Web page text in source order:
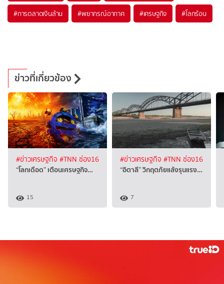
#การตลาดเงินล้าน #พยากรณ์อากาศ #เศรษฐกิจ #โลกร้อน
ข่าวที่เกี่ยวข้อง
#ข่าวเศรษฐกิจ #TNN ช่อง16
“โลกเดือด” เตือนเศรษฐกิจ…
15
#ข่าวเศรษฐกิจ #TNN ช่อง16
“อิตาลี” วิกฤตภัยแล้งรุนแรง…
7